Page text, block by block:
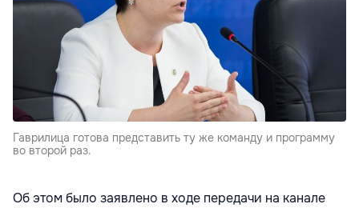
Гаврилица готова представить ту же команду и программу
во второй раз.
Об этом было заявлено в ходе передачи на канале